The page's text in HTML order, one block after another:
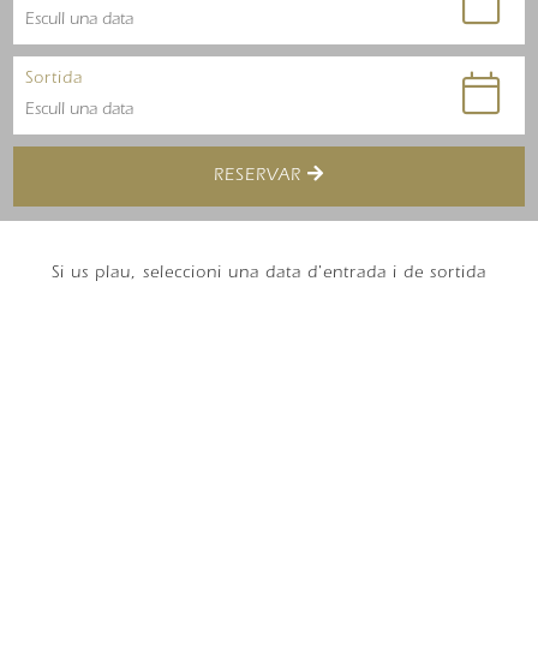
Sortida
RESERVAR
Si us plau, seleccioni una data d'entrada i de sortida